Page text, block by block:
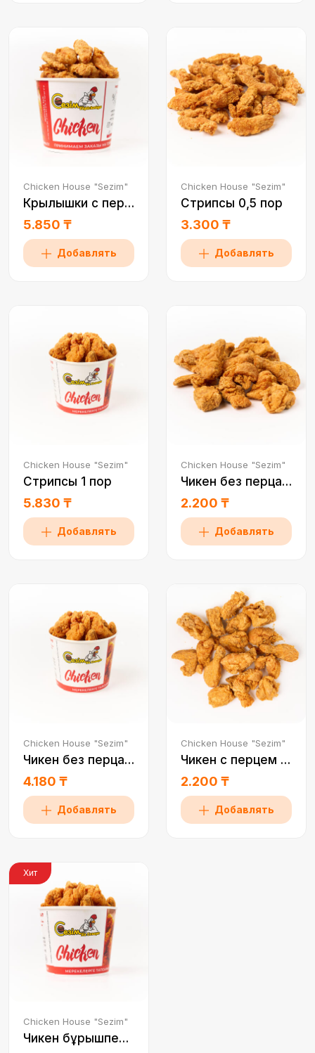
Chicken House "Sezim"
Крылышки с перцем 1 пор
5.850 ₸
Добавлять
Chicken House "Sezim"
Стрипсы 0,5 пор
3.300 ₸
Добавлять
Chicken House "Sezim"
Стрипсы 1 пор
5.830 ₸
Добавлять
Chicken House "Sezim"
Чикен без перца 0,5
2.200 ₸
Добавлять
Chicken House "Sezim"
Чикен без перца 1 пор
4.180 ₸
Добавлять
Chicken House "Sezim"
Чикен с перцем 0,5 пор
2.200 ₸
Добавлять
Хит
Chicken House "Sezim"
Чикен бұрышпен 1 порция